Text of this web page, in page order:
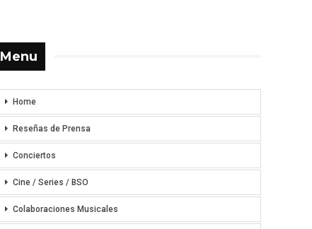
Menu
Home
Reseñas de Prensa
Conciertos
Cine / Series / BSO
Colaboraciones Musicales